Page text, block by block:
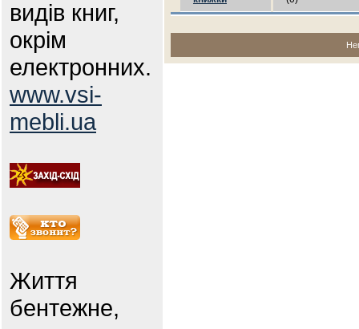
видів книг,
окрім
електронних.
www.vsi-
mebli.ua
Життя
бентежне,